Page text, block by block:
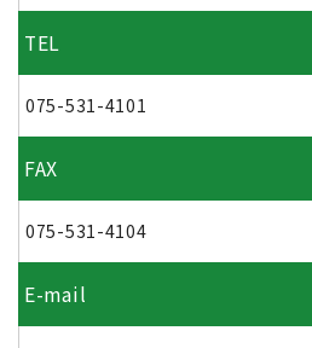
TEL
075-531-4101
FAX
075-531-4104
E-mail